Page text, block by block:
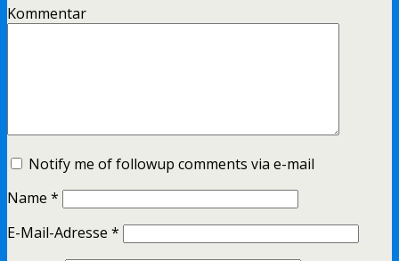
Kommentar
Notify me of followup comments via e-mail
Name *
E-Mail-Adresse *